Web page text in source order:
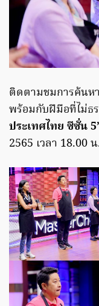
ติดตามชมการค้นห
พร้อมกับฝีมือที่ไม่ธ
ประเทศไทย ซีซั่น
2565 เวลา 18.00